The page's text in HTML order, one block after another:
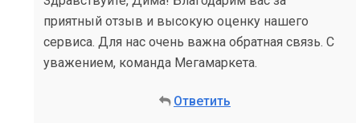
приятный отзыв и высокую оценку нашего
сервиса. Для нас очень важна обратная связь. С
уважением, команда Мегамаркета.
Ответить